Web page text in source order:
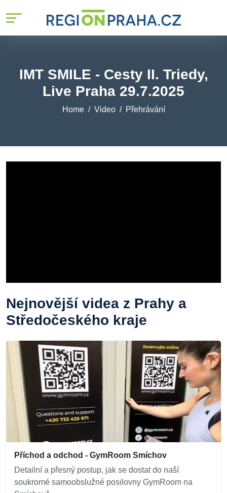
IMT SMILE - Cesty II. Triedy,
Live Praha 29.7.2025
Home Video Přehrávání
Nejnovější videa z Prahy a
Středočeského kraje
Příchod a odchod - GymRoom Smíchov
Detailní a přesný postup, jak se dostat do naší
soukromé samoobslužné posilovny GymRoom na